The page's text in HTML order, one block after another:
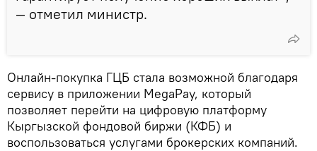
— отметил министр.
Онлайн-покупка ГЦБ стала возможной благодаря
сервису в приложении MegaPay, который
позволяет перейти на цифровую платформу
Кыргызской фондовой биржи (КФБ) и
воспользоваться услугами брокерских компаний.